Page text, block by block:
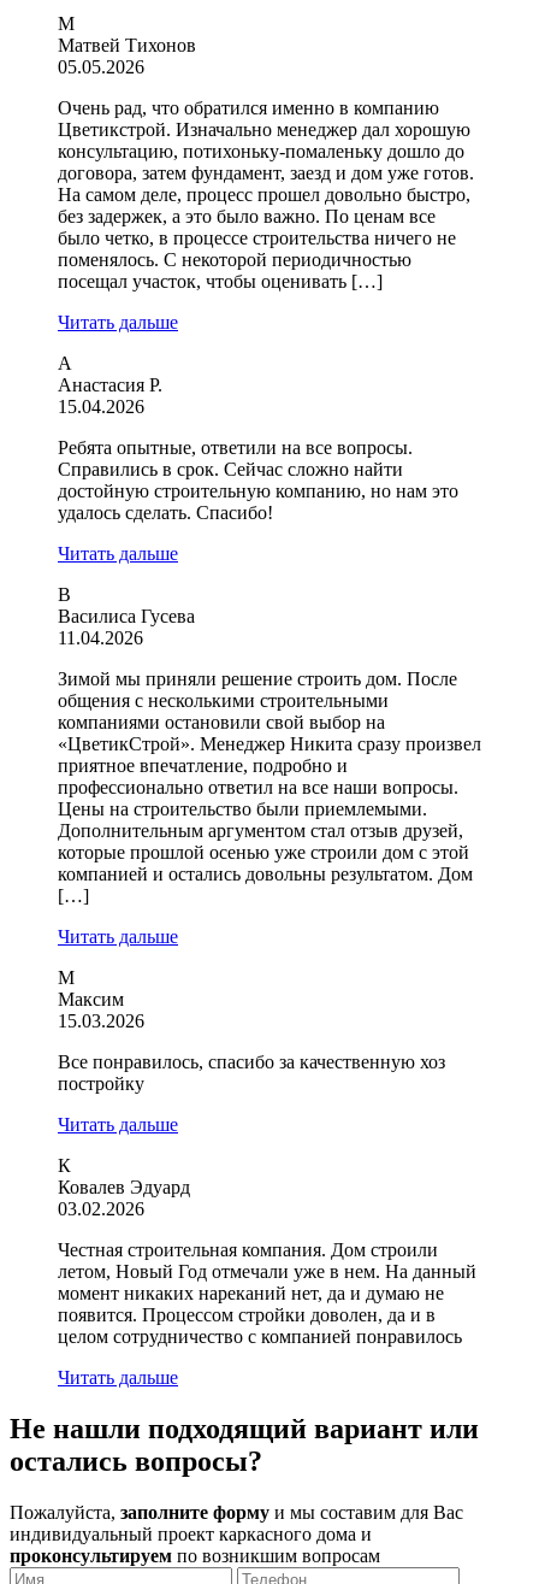
М
Матвей Тихонов
05.05.2026
Очень рад, что обратился именно в компанию
Цветикстрой. Изначально менеджер дал хорошую
консультацию, потихоньку-помаленьку дошло до
договора, затем фундамент, заезд и дом уже готов.
На самом деле, процесс прошел довольно быстро,
без задержек, а это было важно. По ценам все
было четко, в процессе строительства ничего не
поменялось. С некоторой периодичностью
посещал участок, чтобы оценивать […]
Читать дальше
А
Анастасия Р.
15.04.2026
Ребята опытные, ответили на все вопросы.
Справились в срок. Сейчас сложно найти
достойную строительную компанию, но нам это
удалось сделать. Спасибо!
Читать дальше
В
Василиса Гусева
11.04.2026
Зимой мы приняли решение строить дом. После
общения с несколькими строительными
компаниями остановили свой выбор на
«ЦветикСтрой». Менеджер Никита сразу произвел
приятное впечатление, подробно и
профессионально ответил на все наши вопросы.
Цены на строительство были приемлемыми.
Дополнительным аргументом стал отзыв друзей,
которые прошлой осенью уже строили дом с этой
компанией и остались довольны результатом. Дом
[…]
Читать дальше
М
Максим
15.03.2026
Все понравилось, спасибо за качественную хоз
постройку
Читать дальше
К
Ковалев Эдуард
03.02.2026
Честная строительная компания. Дом строили
летом, Новый Год отмечали уже в нем. На данный
момент никаких нареканий нет, да и думаю не
появится. Процессом стройки доволен, да и в
целом сотрудничество с компанией понравилось
Читать дальше
Не нашли подходящий вариант или
остались вопросы?
Пожалуйста, заполните форму и мы составим для Вас
индивидуальный проект каркасного дома и
проконсультируем по возникшим вопросам